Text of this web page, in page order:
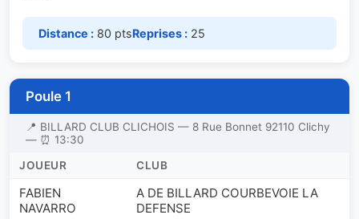
Distance : 80 ptsReprises : 25
Poule 1
📍 BILLARD CLUB CLICHOIS — 8 Rue Bonnet 92110 Clichy
— ⏰ 13:30
JOUEUR
CLUB
FABIEN
NAVARRO
A DE BILLARD COURBEVOIE LA
DEFENSE